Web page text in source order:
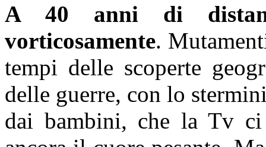
A 40 anni di
vorticosamente.
tempi delle scoperte
delle guerre, con lo
dai bambini, che la Tv ci